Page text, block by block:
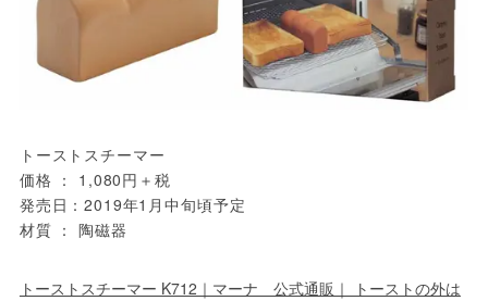
トーストスチーマー
価格 ： 1,080円＋税
発売日：2019年1月中旬頃予定
材質 ： 陶磁器
トーストスチーマー K712｜マーナ 公式通販｜ トーストの外は